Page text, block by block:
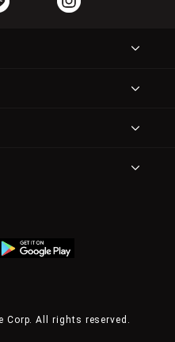
All rights reserved.